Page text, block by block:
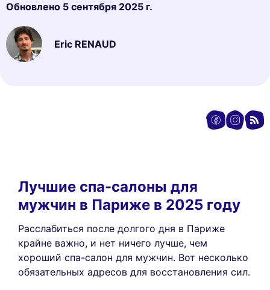
Обновлено 5 сентября 2025 г.
Eric RENAUD
Лучшие спа-салоны для
мужчин в Париже в 2025 году
Расслабиться после долгого дня в Париже
крайне важно, и нет ничего лучше, чем
хороший спа-салон для мужчин. Вот несколько
обязательных адресов для восстановления сил.